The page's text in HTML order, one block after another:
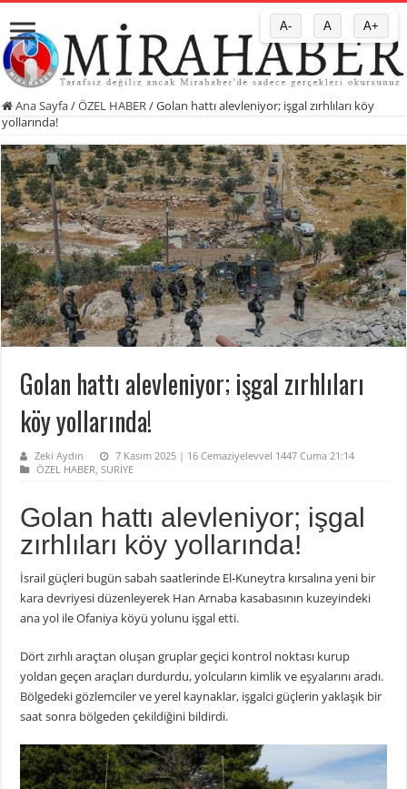
Ana Sayfa/ÖZEL HABER /Golan hattı alevleniyor; işgal zırhlıları köy
yollarında!
Golan hattı alevleniyor; işgal zırhlıları
köy yollarında!
Zeki Aydın
7 Kasım 2025 | 16 Cemaziyelevvel 1447 Cuma 21:14
ÖZEL HABER,SURİYE
Golan hattı alevleniyor; işgal
zırhlıları köy yollarında!
İsrail güçleri bugün sabah saatlerinde El-Kuneytra kırsalına yeni bir
kara devriyesi düzenleyerek Han Arnaba kasabasının kuzeyindeki
ana yol ile Ofaniya köyü yolunu işgal etti.
Dört zırhlı araçtan oluşan gruplar geçici kontrol noktası kurup
yoldan geçen araçları durdurdu, yolcuların kimlik ve eşyalarını aradı.
Bölgedeki gözlemciler ve yerel kaynaklar, işgalci güçlerin yaklaşık bir
saat sonra bölgeden çekildiğini bildirdi.
A- A A+